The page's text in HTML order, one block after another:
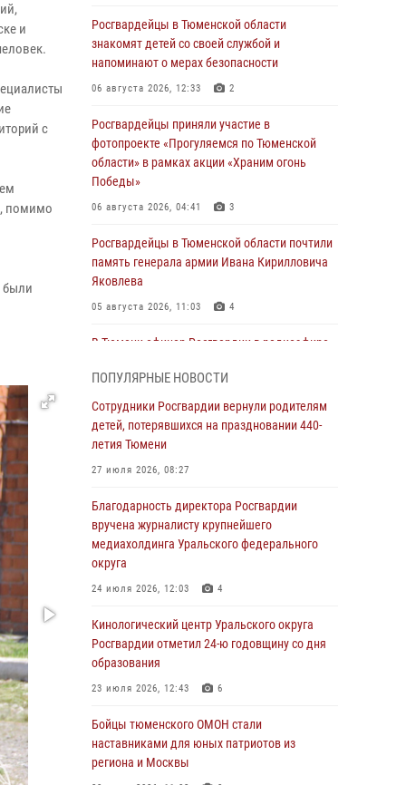
и
с
помимо
были
Росгвардейцы в Тюменской области
знакомят детей со своей службой и
напоминают о мерах безопасности
06 августа 2026, 12:33 2
Росгвардейцы приняли участие в
фотопроекте «Прогуляемся по Тюменской
области» в рамках акции «Храним огонь
Победы»
06 августа 2026, 04:41 3
Росгвардейцы в Тюменской области почтили
память генерала армии Ивана Кирилловича
Яковлева
05 августа 2026, 11:03 4
В Тюмени офицер Росгвардии в радиоэфире
владения оружием
05 августа 2026, 09:56 2
Военнослужащие Росгвардии сбили дрон-
Стальной характер продемонстрировали
росгвардейцы в ходе масштабных
спортивных событий на Урале
05 августа 2026, 05:22
В Тюмени сотрудник Росгвардии во
внеслужебное время задержал виновника
ДТП
05 августа 2026, 05:15
Со 101-м Днём рождения поздравили
сотрудники Росгвардии труженицу тыла из
Тюмени
ПОПУЛЯРНЫЕ НОВОСТИ
Сотрудники Росгвардии вернули родителям
детей, потерявшихся на праздновании 440-
летия Тюмени
27 июля 2026, 08:27
Благодарность директора Росгвардии
вручена журналисту крупнейшего
медиахолдинга Уральского федерального
округа
24 июля 2026, 12:03 4
Кинологический центр Уральского округа
Росгвардии отметил 24-ю годовщину со дня
образования
23 июля 2026, 12:43 6
Бойцы тюменского ОМОН стали
наставниками для юных патриотов из
региона и Москвы